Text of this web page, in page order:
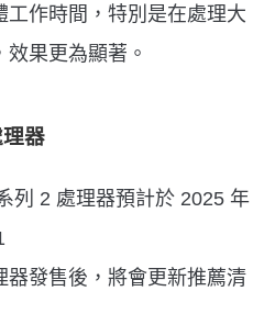
工作時間，特別是在處理大
果更為顯著。
器
列 2 處理器預計於 2025 年
器發售後，將會更新推薦清